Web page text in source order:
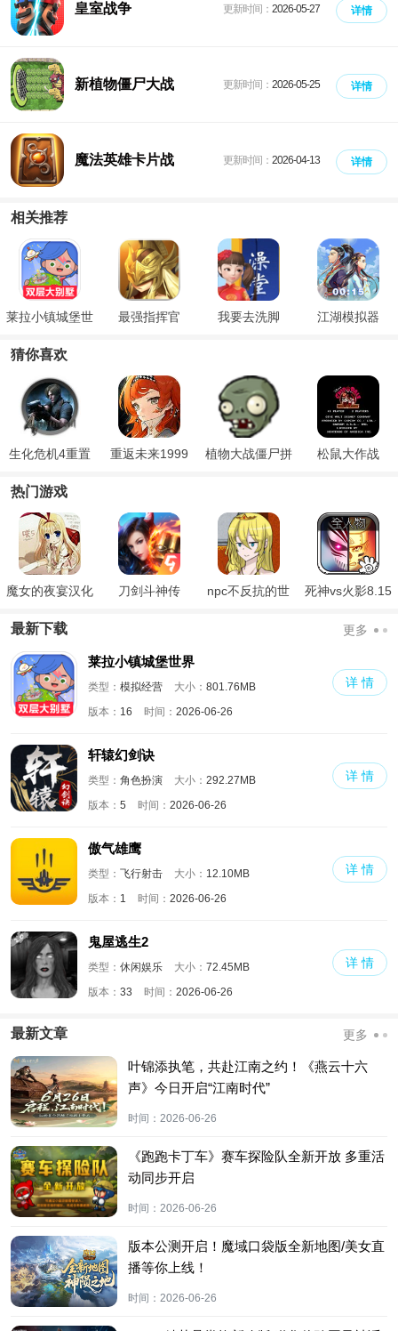
皇室战争 更新时间： 2026-05-27 详情
新植物僵尸大战 更新时间： 2026-05-25 详情
魔法英雄卡片战 更新时间： 2026-04-13 详情
相关推荐
莱拉小镇城堡世
界
最强指挥官 我要去洗脚 江湖模拟器
猜你喜欢
生化危机4重置
版
重返未来1999
植物大战僵尸拼
松鼠大作战
热门游戏
魔女的夜宴汉化
刀剑斗神传
npc不反抗的世
死神vs火影8.15
最新下载 更多
莱拉小镇城堡世界
类型： 模拟经营 大小： 801.76MB
版本： 16 时间： 2026-06-26
详 情
轩辕幻剑诀
类型： 角色扮演 大小： 292.27MB
版本： 5 时间： 2026-06-26
详 情
傲气雄鹰
类型： 飞行射击 大小： 12.10MB
版本： 1 时间： 2026-06-26
详 情
鬼屋逃生2
类型： 休闲娱乐 大小： 72.45MB
版本： 33 时间： 2026-06-26
详 情
最新文章 更多
叶锦添执笔，共赴江南之约！《燕云十六
声》今日开启“江南时代”
时间： 2026-06-26
《跑跑卡丁车》赛车探险队全新开放 多重活
动同步开启
时间： 2026-06-26
版本公测开启！魔域口袋版全新地图/美女直
播等你上线！
时间： 2026-06-26